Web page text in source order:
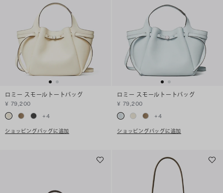
ロミー スモールトートバッグ
¥ 79,200
+4
ショッピングバッグに追加
ロミー スモールトートバッグ
¥ 79,200
+4
ショッピングバッグに追加